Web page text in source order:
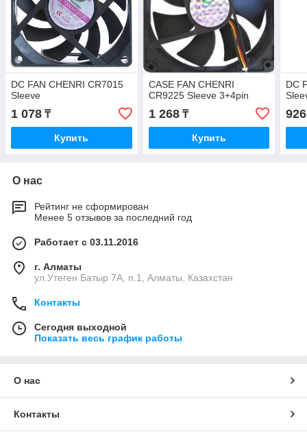
DC FAN CHENRI CR7015
Sleeve
1 078 ₸
Купить
CASE FAN CHENRI
CR9225 Sleeve 3+4pin
1 268₸
Купить
DC
926
О нас
Рейтинг не сформирован
Менее 5 отзывов за последний год
Работает с 03.11.2016
г. Алматы
ул.Утеген Батыр 7А, п.1, Алматы, Казахстан
Контакты
Сегодня выходной
Показать весь график работы
О нас
Контакты